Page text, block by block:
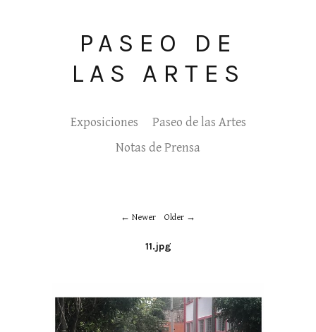
PASEO DE
LAS ARTES
Exposiciones
Paseo de las Artes
Notas de Prensa
Newer Older
11.jpg